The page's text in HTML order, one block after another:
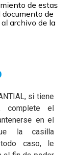
de estas
de
archivo de la